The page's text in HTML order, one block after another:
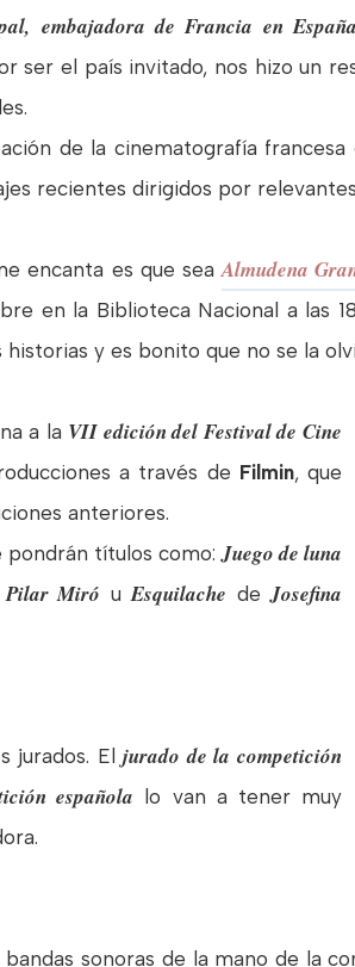
embajadora de Francia en
ser el país invitado, nos hizo un
de la cinematografía
recientes dirigidos por
encanta es que seaAlmudena
en la Biblioteca Nacional a las
y es bonito que no se la
a la VII edición del Festival de Cine
a través de Filmin, que
anteriores.
pondrán títulos como:Juego de luna
Pilar Miró uEsquilache deJosefina
jurados. Eljurado de la competición
española lo van a tener muy
sonoras de la mano de la